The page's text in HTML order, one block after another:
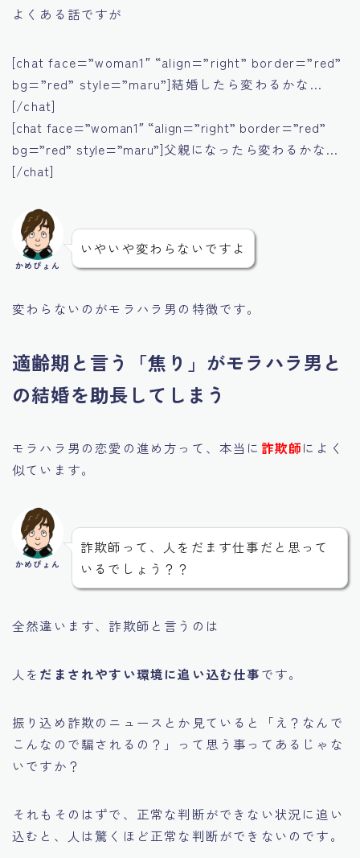
よくある話ですが
[chat face=”woman1″ “align=”right” border=”red”
bg=”red” style=”maru”]結婚したら変わるかな…
[/chat]
[chat face=”woman1″ “align=”right” border=”red”
bg=”red” style=”maru”]父親になったら変わるかな…
[/chat]
かめぴょん
いやいや変わらないですよ
変わらないのがモラハラ男の特徴です。
適齢期と言う「焦り」がモラハラ男と
の結婚を助長してしまう
モラハラ男の恋愛の進め方って、本当に 詐欺師によく
似ています。
かめぴょん
詐欺師って、人をだます仕事だと思って
いるでしょう？？
全然違います、詐欺師と言うのは
人を だまされやすい環境に追い込む仕事です。
振り込め詐欺のニュースとか見ていると「え？なんで
こんなので騙されるの？」って思う事ってあるじゃな
いですか？
それもそのはずで、正常な判断ができない状況に追い
込むと、人は驚くほど正常な判断ができないのです。